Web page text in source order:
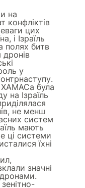
на
конфліктів
цих
і Ізраїль
полях битв
у
ХАМАСа була
на Ізраїль
не менш
систем
мають
ці системи
їхні
значні